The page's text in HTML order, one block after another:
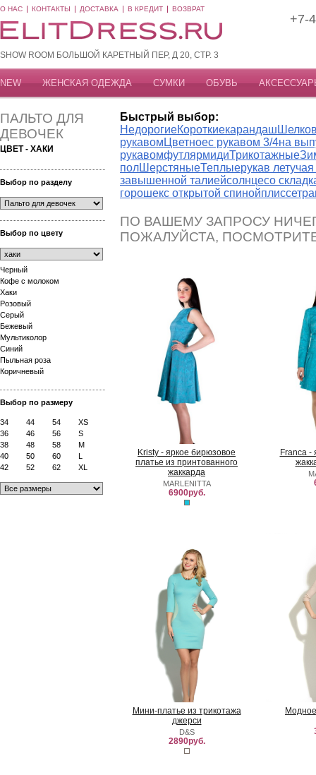
О НАС КОНТАКТЫ ДОСТАВКА В КРЕДИТ ВОЗВРАТ
SHOW ROOM БОЛЬШОЙ КАРЕТНЫЙ ПЕР, Д 20, СТР. 3
+7-
NEW ЖЕНСКАЯ ОДЕЖДА СУМКИ ОБУВЬ
ПАЛЬТО ДЛЯ
ДЕВОЧЕК
ЦВЕТ - ХАКИ
Выбор по разделу
Выбор по цвету
Черный
Кофе с молоком
Хаки
Розовый
Серый
Бежевый
Мультиколор
Синий
Пыльная роза
Коричневый
Выбор по размеру
34 44 54
XS
36
46 56
S
38
48 58
M
40
50 60
L
42
52 62 XL
Быстрый выбор:
НедорогиеКороткиекарандаш
рукавом Цветноес рукавом 3/4на
рукавомфутлярмидиТрикотажные
полШерстяныеТеплыерукав
завышенной талиейсолнцесо
горошекс открытой спинойплиссе
ПО ВАШЕМУ ЗАПРОСУ
ПОЖАЛУЙСТА,
Kristy - яркое бирюзовое
платье из принтованного
жаккарда
MARLENITTA
6900руб.
Franca -
Мини-платье из трикотажа
джерси
D&S
2890руб.